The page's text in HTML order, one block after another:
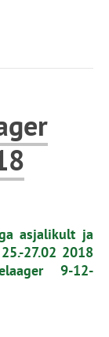
asjalikult ja
27.02 2018
9-12-